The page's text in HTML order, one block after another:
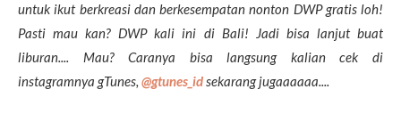
untuk ikut berkreasi dan berkesempatan nonton DWP gratis loh!
Pasti mau kan? DWP kali ini di Bali! Jadi bisa lanjut buat
liburan.... Mau? Caranya bisa langsung kalian cek di
instagramnya gTunes, @gtunes_idsekarang jugaaaaaa....